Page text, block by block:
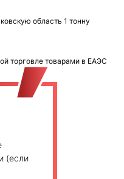
область 1 тонну
торговле товарами в ЕАЭС
(если